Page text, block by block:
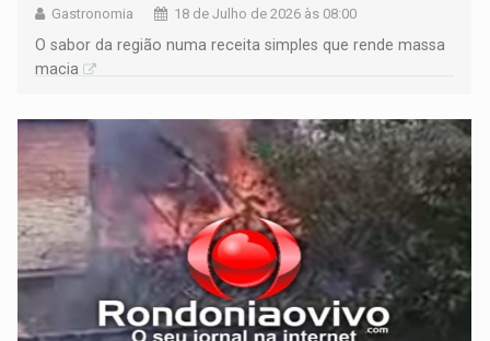
Gastronomia 18 de Julho de 2026 às 08:00
O sabor da região numa receita simples que rende massa
macia